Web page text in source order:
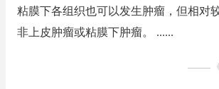
粘膜下各组织也可以发生肿瘤，但相对
非上皮肿瘤或粘膜下肿瘤。 ......
——